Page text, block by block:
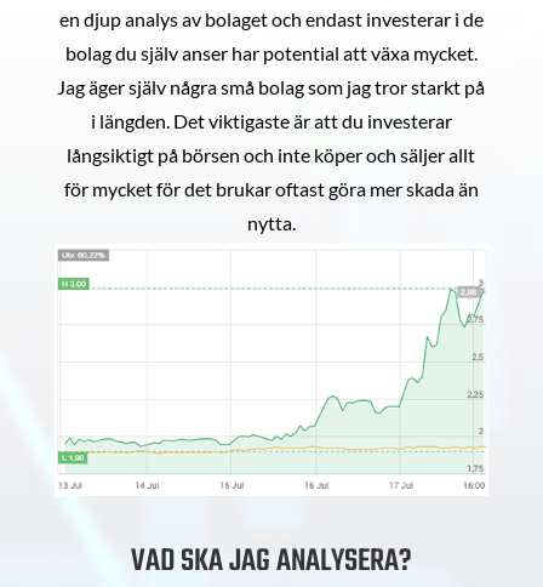
en djup analys av bolaget och endast investerar i de
bolag du själv anser har potential att växa mycket.
Jag äger själv några små bolag som jag tror starkt på
i längden. Det viktigaste är att du investerar
långsiktigt på börsen och inte köper och säljer allt
för mycket för det brukar oftast göra mer skada än
nytta.
VAD SKA JAG ANALYSERA?